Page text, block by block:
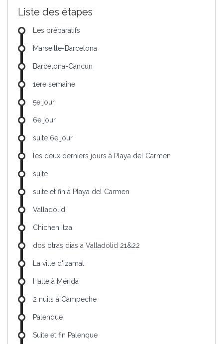
Liste des étapes
Les préparatifs
Marseille-Barcelona
Barcelona-Cancun
1ere semaine
5e jour
6e jour
suite 6e jour
les deux derniers jours à Playa del Carmen
suite
suite et fin à Playa del Carmen
Valladolid
Chichen Itza
dos otras dias a Valladolid 21&22
La ville d'Izamal
Halte à Mérida
2 nuits à Campeche
Palenque
Suite et fin Palenque